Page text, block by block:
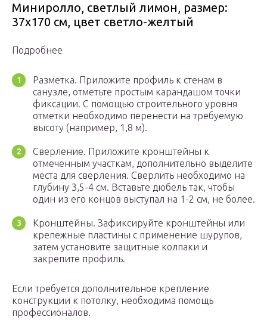
Миниролло, светлый лимон, размер:
37х170 см, цвет светло-желтый
Подробнее
Разметка. Приложите профиль к стенам в
санузле, отметьте простым карандашом точки
фиксации. С помощью строительного уровня
отметки необходимо перенести на требуемую
высоту (например, 1,8 м).
Сверление. Приложите кронштейны к
отмеченным участкам, дополнительно выделите
места для сверления. Сверлить необходимо на
глубину 3,5-4 см. Вставьте дюбель так, чтобы
один из его концов выступал на 1-2 см, не более.
Кронштейны. Зафиксируйте кронштейны или
крепежные пластины с применение шурупов,
затем установите защитные колпаки и
закрепите профиль.
Если требуется дополнительное крепление
конструкции к потолку, необходима помощь
профессионалов.